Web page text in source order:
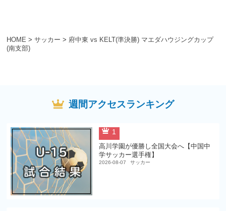
HOME > サッカー > 府中東 vs KELT(準決勝) マエダハウジングカップ
(南支部)
週間アクセスランキング
1
高川学園が優勝し全国大会へ【中国中
学サッカー選手権】
2026-08-07 サッカー